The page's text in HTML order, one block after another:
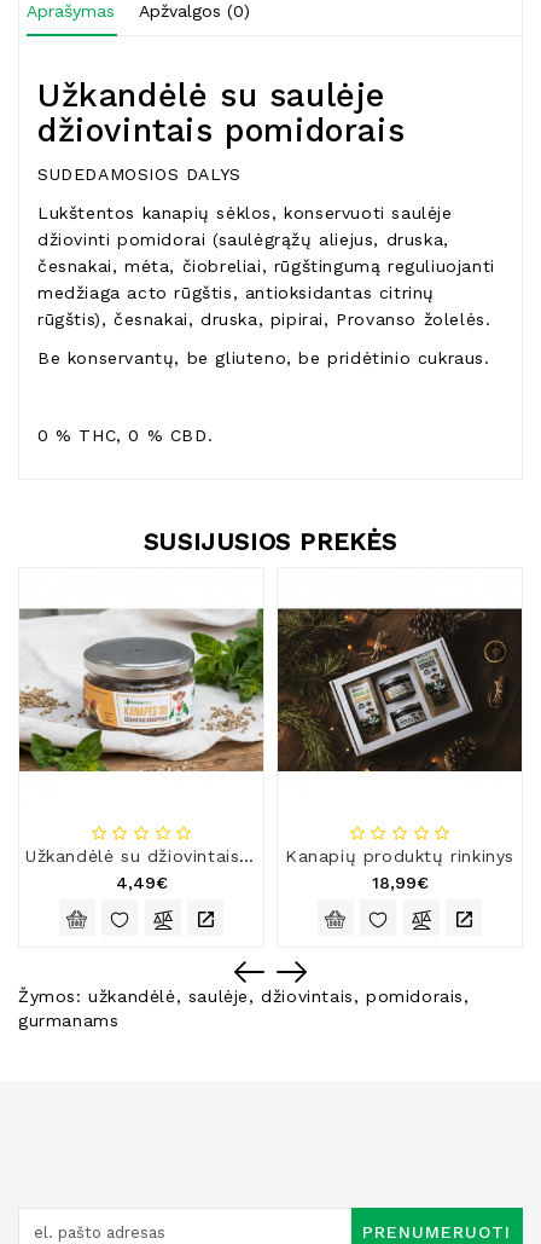
Aprašymas Apžvalgos (0)
Užkandėlė su saulėje
džiovintais pomidorais
SUDEDAMOSIOS DALYS
Lukštentos kanapių sėklos, konservuoti saulėje
džiovinti pomidorai (saulėgrąžų aliejus, druska,
česnakai, mėta, čiobreliai, rūgštingumą reguliuojanti
medžiaga acto rūgštis, antioksidantas citrinų
rūgštis), česnakai, druska, pipirai, Provanso žolelės.
Be konservantų, be gliuteno, be pridėtinio cukraus.
0 % THC, 0 % CBD.
SUSIJUSIOS PREKĖS
Užkandėlė su džiovintais baravykais
4,49€
Kanapių produktų rinkinys
18,99€
Žymos:užkandėlė, saulėje,džiovintais,pomidorais,
gurmanams
PRENUMERUOTI